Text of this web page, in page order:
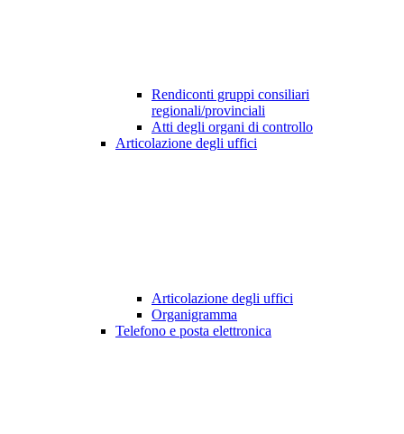
Rendiconti gruppi consiliari
regionali/provinciali
Atti degli organi di controllo
Articolazione degli uffici
Articolazione degli uffici
Organigramma
Telefono e posta elettronica